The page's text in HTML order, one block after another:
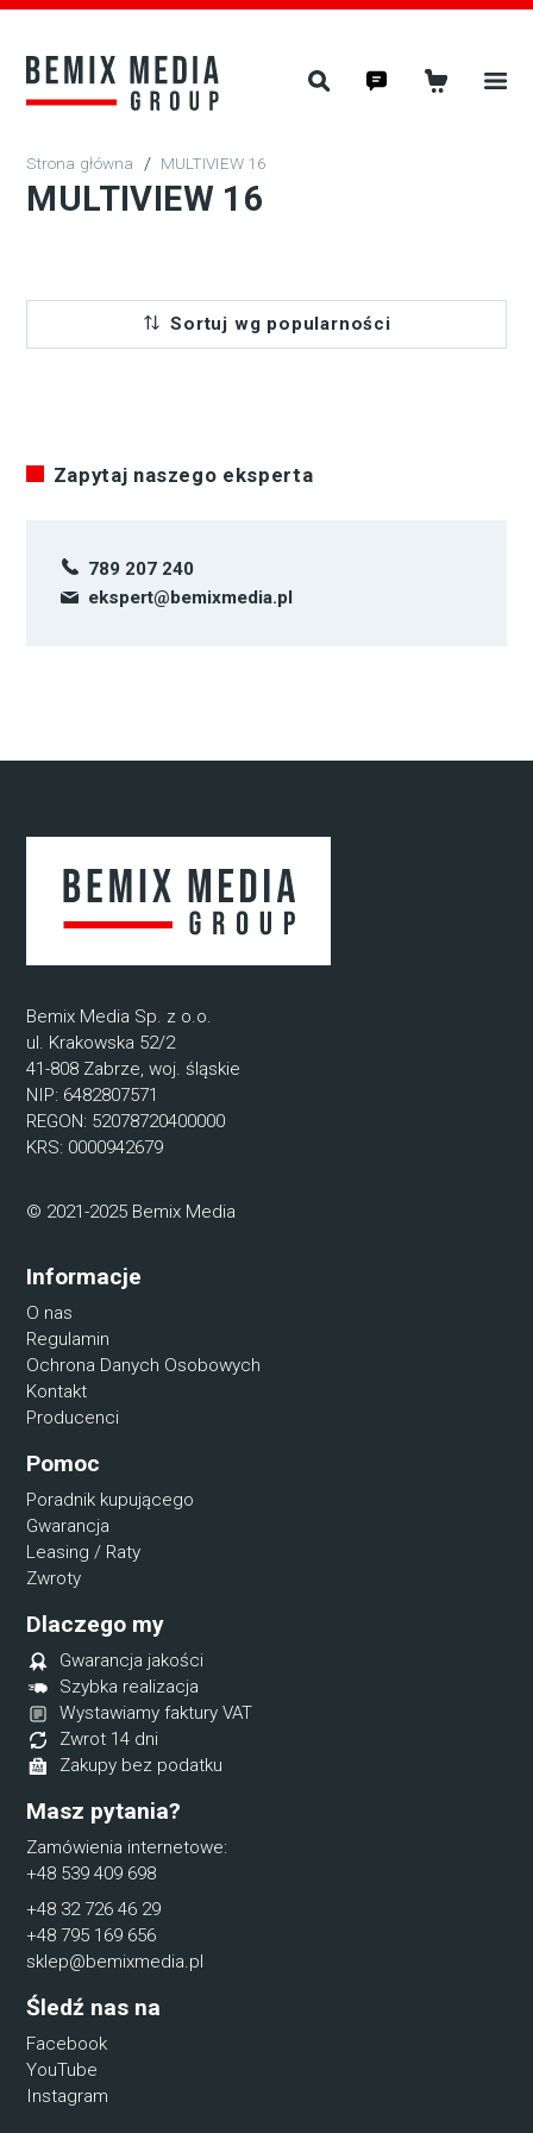
/ MULTIVIEW 16
MULTIVIEW 16
Sortuj wg popularności
Zapytaj naszego eksperta
789 207 240
ekspert@bemixmedia.pl
Bemix Media Sp. z o.o.
ul. Krakowska 52/2
41-808 Zabrze, woj. śląskie
NIP: 6482807571
REGON: 52078720400000
KRS: 0000942679
© 2021-2025 Bemix Media
Informacje
O nas
Regulamin
Ochrona Danych Osobowych
Kontakt
Producenci
Pomoc
Poradnik kupującego
Gwarancja
Leasing / Raty
Zwroty
Dlaczego my
Gwarancja jakości
Szybka realizacja
Wystawiamy faktury VAT
Zwrot 14 dni
Zakupy bez podatku
Masz pytania?
Zamówienia internetowe:
+48 539 409 698
+48 32 726 46 29
+48 795 169 656
sklep@bemixmedia.pl
Śledź nas na
Facebook
YouTube
Instagram